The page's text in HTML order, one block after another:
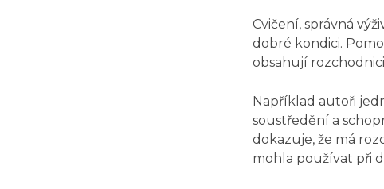
Cvičení, správná
dobré kondici.
obsahují
Například autoři
soustředění a
dokazuje, že má
mohla používat při